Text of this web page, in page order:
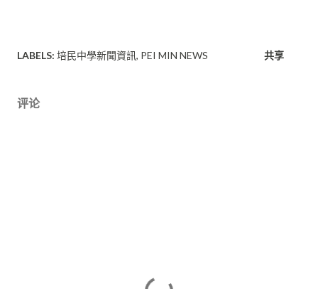
LABELS: 培民中學新聞資訊 PEI MIN NEWS 共享
评论